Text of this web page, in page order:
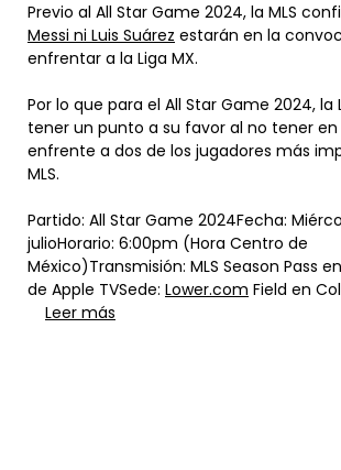
Previo al All Star Game 2024, la MLS
Messi ni Luis Suárez estarán en la
enfrentar a la Liga MX.
Por lo que para el All Star Game 2024, la
tener un punto a su favor al no tener
enfrente a dos de los jugadores más
MLS.
Partido: All Star Game 2024Fecha:
julioHorario: 6:00pm (Hora Centro de
México)Transmisión: MLS Season Pass
de Apple TVSede: Lower.com Field en
Leer más